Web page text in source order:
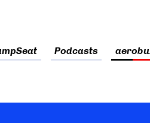
Podcasts